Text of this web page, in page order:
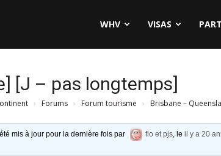
WHV VISAS
[J – pas longtemps]
› Forums › Forum tourisme › Brisbane –
mis à jour pour la dernière fois par flo et pjs, leil y a 20